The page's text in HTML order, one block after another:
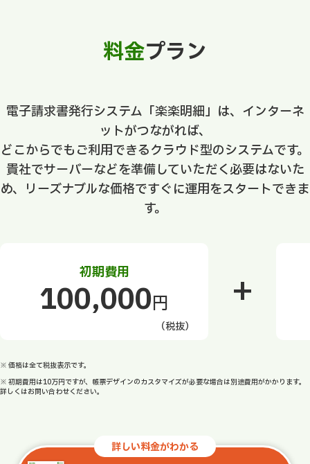
料金プラン
電子請求書発行システム「楽楽明細」は、インターネ
ットがつながれば、
どこからでもご利用できるクラウド型のシステムです。
貴社でサーバーなどを準備していただく必要はないた
め、リーズナブルな価格ですぐに運用をスタートできま
す。
初期費用
100,000円
（税抜）
+
※ 価格は全て税抜表示です。
※ 初期費用は10万円ですが、帳票デザインのカスタマイズが必要な場合は別途費用がかかります。
詳しくはお問い合わせください。
詳しい料金がわかる